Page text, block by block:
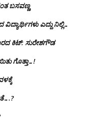
ಬಸವಣ್ಣ
ಎದ್ದು ನಿಲ್ಲಿ…
ಕಿಟ್: ಸುರೇಶಗೌಡ
ಗೊತ್ತಾ…!